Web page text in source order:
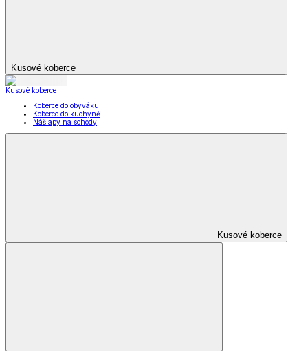
Kusové koberce
Kusové koberce
Koberce do obýváku
Koberce do kuchyně
Nášlapy na schody
Kusové koberce